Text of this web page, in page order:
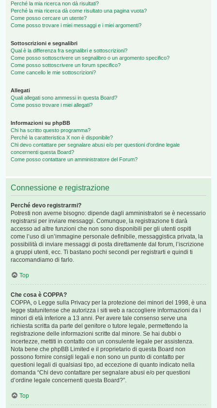
Perché la mia ricerca non dà risultati?
Perché la mia ricerca dà come risultato una pagina vuota?
Come posso cercare un utente?
Come posso trovare i miei messaggi e i miei argomenti?
Sottoscrizioni e segnalibri
Qual è la differenza fra segnalibri e sottoscrizioni?
Come posso sottoscrivere un segnalibro o un argomento specifico?
Come posso sottoscrivere un forum specifico?
Come cancello le mie sottoscrizioni?
Allegati
Quali allegati sono ammessi in questa Board?
Come posso trovare i miei allegati?
Informazioni su phpBB
Chi ha scritto questo programma?
Perché la caratteristica X non è disponibile?
Chi devo contattare per segnalare abusi e/o per questioni d’ordine legale
concernenti questa Board?
Come posso contattare un amministratore del Forum?
Connessione e registrazione
Perché devo registrarmi?
Potresti non averne bisogno: dipende dagli amministratori se è necessario
registrarsi per inviare messaggi. Comunque, la registrazione ti darà
accesso ad altre funzioni che non sono disponibili per gli utenti ospiti
come l’uso di un’immagine personale definibile, messaggistica privata, la
possibilità di inviare messaggi di posta direttamente dal forum, l’iscrizione
a gruppi utenti, ecc. Ti bastano pochi secondi per registrarti e quindi ti
raccomandiamo di farlo.
Top
Che cosa è COPPA?
COPPA, o Legge sulla Privacy per la protezione dei minori del 1998, è una
legge statunitense che autorizza i siti web a raccogliere informazioni da i
minori di età inferiore a 13 anni. Per avere tale consenso serve una
richiesta scritta da parte del genitore o tutore legale, permettendo la
registrazione delle informazioni scritte dal minore. Se hai dubbi o
incertezze, mettiti in contatto con un consulente legale per assistenza.
Nota bene che phpBB Limited e il proprietario di questa Board non
possono fornire consigli legali e non sono un punto di contatto per
questioni legali di qualsiasi tipo, ad eccezione di quanto indicato nella
domanda “Chi devo contattare per segnalare abusi e/o per questioni
d’ordine legale concernenti questa Board?”.
Top